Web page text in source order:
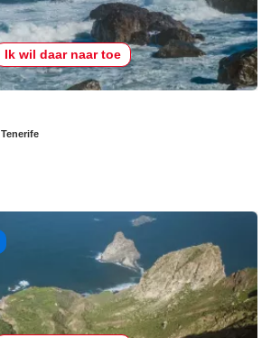
Ik wil daar naar toe
Tenerife